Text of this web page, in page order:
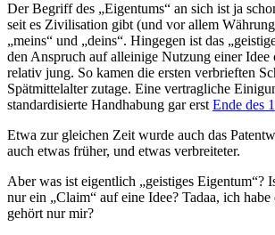
Der Begriff des „Eigentums“ an sich ist ja
seit es Zivilisation gibt (und vor allem
„meins“ und „deins“. Hingegen ist das
den Anspruch auf alleinige Nutzung einer Idee
relativ jung. So kamen die ersten verbrieften
Spätmittelalter zutage. Eine vertragliche
standardisierte Handhabung gar erst Ende des
Etwa zur gleichen Zeit wurde auch das
auch etwas früher, und etwas verbreiteter.
Aber was ist eigentlich „geistiges Eigentum“?
nur ein „Claim“ auf eine Idee? Tadaa, ich
gehört nur mir?